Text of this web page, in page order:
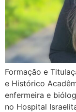
Formação e
e Histórico
enfermeira e
no Hospital